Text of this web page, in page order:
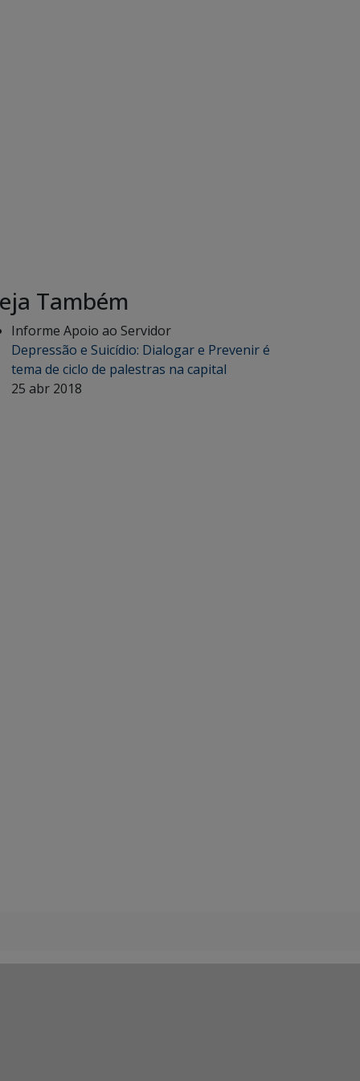
Também
Informe Apoio ao Servidor
Depressão e Suicídio: Dialogar e Prevenir é
tema de ciclo de palestras na capital
25 abr 2018